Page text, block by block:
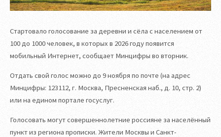
Стартовало голосование за деревни и сёла с населением от
100 до 1000 человек, в которых в 2026 году появится
мобильный Интернет, сообщает Минцифры во вторник.
Отдать свой голос можно до 9 ноября по почте (на адрес
Минцифры: 123112, г. Москва, Пресненская наб., д. 10, стр. 2)
или на едином портале госуслуг.
Голосовать могут совершеннолетние россияне за населённый
пункт из региона прописки. Жители Москвы и Санкт-